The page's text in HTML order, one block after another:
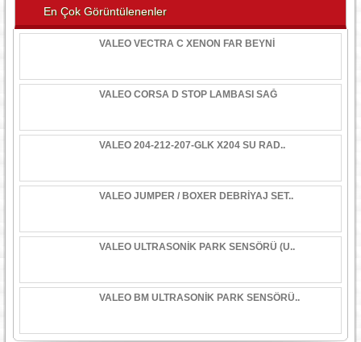
En Çok Görüntülenenler
VALEO VECTRA C XENON FAR BEYNİ
VALEO CORSA D STOP LAMBASI SAĞ
VALEO 204-212-207-GLK X204 SU RAD..
VALEO JUMPER / BOXER DEBRİYAJ SET..
VALEO ULTRASONİK PARK SENSÖRÜ (U..
VALEO BM ULTRASONİK PARK SENSÖRÜ..